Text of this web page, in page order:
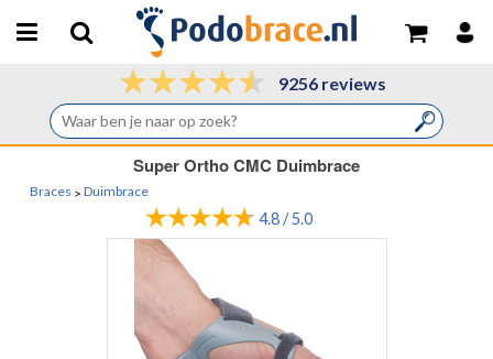
9256 reviews
Super Ortho CMC Duimbrace
Braces > Duimbrace
4.8 / 5.0